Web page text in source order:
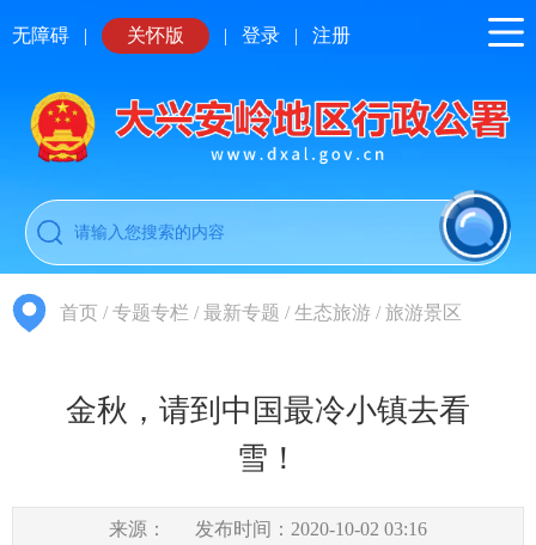
无障碍 | 关怀版 | 登录 | 注册
首页 /专题专栏 /最新专题 /生态旅游 /旅游景区
金秋，请到中国最冷小镇去看
雪！
来源： 发布时间：2020-10-02 03:16